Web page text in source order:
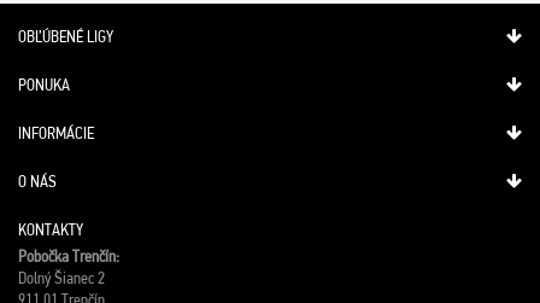
OBĽÚBENÉ LIGY
PONUKA
INFORMÁCIE
O NÁS
KONTAKTY
Pobočka Trenčín:
Dolný Šianec 2